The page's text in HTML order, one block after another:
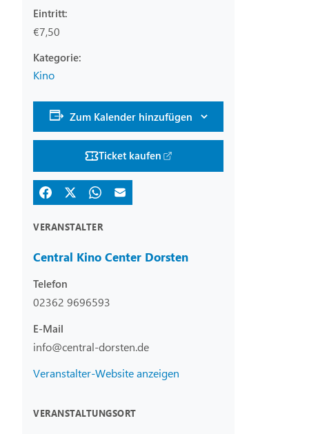
Eintritt:
€7,50
Kino
Zum Kalender hinzufügen
Ticket kaufen
VERANSTALTER
Central Kino Center Dorsten
Telefon
02362 9696593
E-Mail
info@central-dorsten.de
Veranstalter-Website anzeigen
VERANSTALTUNGSORT